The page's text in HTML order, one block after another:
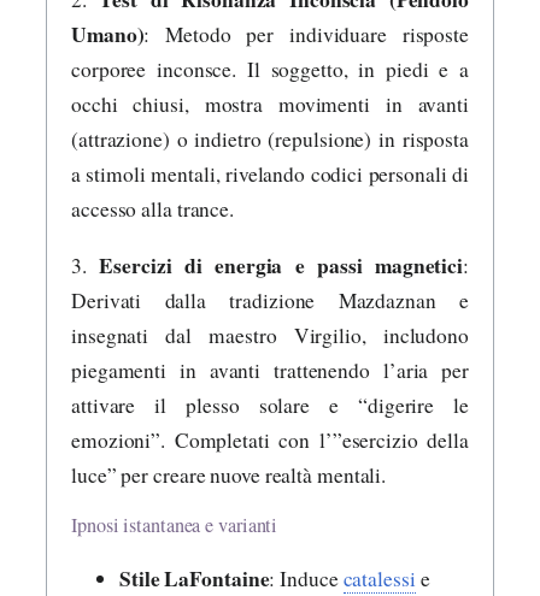
Umano): Metodo per individuare risposte
corporee inconsce. Il soggetto, in piedi e a
occhi chiusi, mostra movimenti in avanti
(attrazione) o indietro (repulsione) in risposta
a stimoli mentali, rivelando codici personali di
accesso alla trance.
3.Esercizi di energia e passi magnetici:
Derivati dalla tradizione Mazdaznan e
insegnati dal maestro Virgilio, includono
piegamenti in avanti trattenendo l’aria per
attivare il plesso solare e “digerire le
emozioni”. Completati con l’”esercizio della
luce” per creare nuove realtà mentali.
Ipnosi istantanea e varianti
Stile LaFontaine: Inducecatalessi e